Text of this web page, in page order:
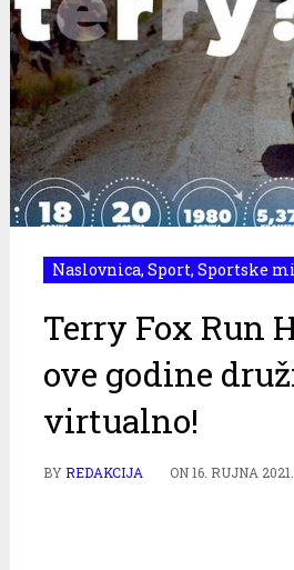
Naslovnica, Sport, Sportske
Terry Fox Run
ove godine
virtualno!
BYREDAKCIJA ON16. RUJNA 2021.